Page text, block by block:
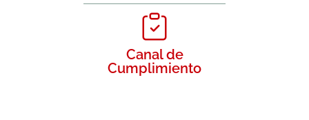
Canal de
Cumplimiento